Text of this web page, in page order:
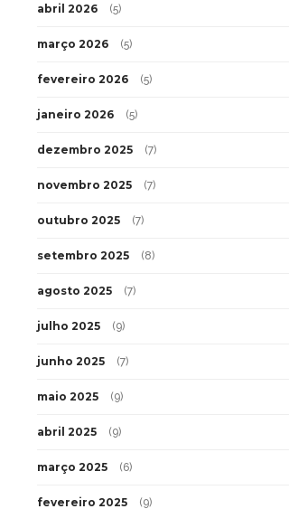
abril 2026 (5)
março 2026 (5)
fevereiro 2026 (5)
janeiro 2026 (5)
dezembro 2025 (7)
novembro 2025 (7)
outubro 2025 (7)
setembro 2025 (8)
agosto 2025 (7)
julho 2025 (9)
junho 2025 (7)
maio 2025 (9)
abril 2025 (9)
março 2025 (6)
fevereiro 2025 (9)